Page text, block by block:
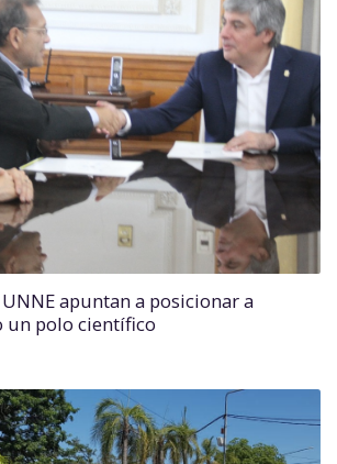
apuntan a posicionar a
un polo científico